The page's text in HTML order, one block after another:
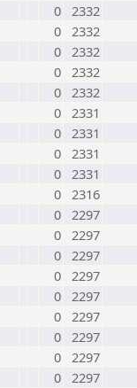
0 2332
0 2332
0 2332
0 2332
0 2332
0 2331
0 2331
0 2331
0 2331
0 2316
0 2297
0 2297
0 2297
0 2297
0 2297
0 2297
0 2297
0 2297
0 2297